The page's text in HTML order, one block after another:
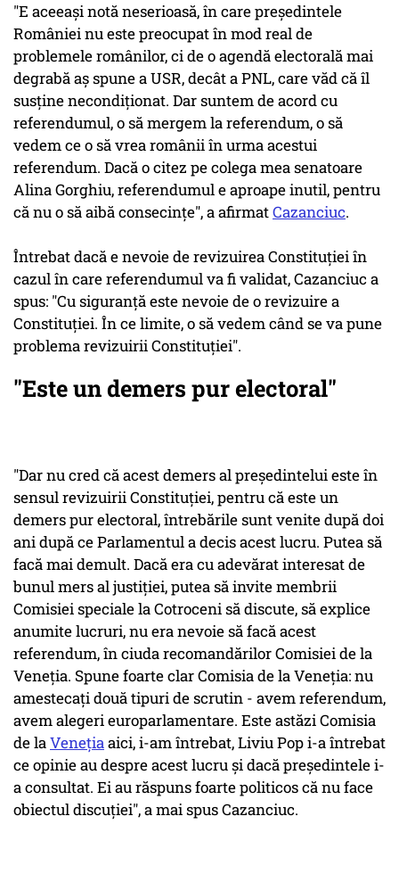
"E aceeaşi notă neserioasă, în care preşedintele
României nu este preocupat în mod real de
problemele românilor, ci de o agendă electorală mai
degrabă aş spune a USR, decât a PNL, care văd că îl
susţine necondiţionat. Dar suntem de acord cu
referendumul, o să mergem la referendum, o să
vedem ce o să vrea românii în urma acestui
referendum. Dacă o citez pe colega mea senatoare
Alina Gorghiu, referendumul e aproape inutil, pentru
că nu o să aibă consecinţe", a afirmatCazanciuc.
Întrebat dacă e nevoie de revizuirea Constituţiei în
cazul în care referendumul va fi validat, Cazanciuc a
spus: "Cu siguranţă este nevoie de o revizuire a
Constituţiei. În ce limite, o să vedem când se va pune
problema revizuirii Constituţiei".
"Este un demers pur electoral"
"Dar nu cred că acest demers al preşedintelui este în
sensul revizuirii Constituţiei, pentru că este un
demers pur electoral, întrebările sunt venite după doi
ani după ce Parlamentul a decis acest lucru. Putea să
facă mai demult. Dacă era cu adevărat interesat de
bunul mers al justiţiei, putea să invite membrii
Comisiei speciale la Cotroceni să discute, să explice
anumite lucruri, nu era nevoie să facă acest
referendum, în ciuda recomandărilor Comisiei de la
Veneţia. Spune foarte clar Comisia de la Veneţia: nu
amestecaţi două tipuri de scrutin - avem referendum,
avem alegeri europarlamentare. Este astăzi Comisia
de laVeneţiaaici, i-am întrebat, Liviu Pop i-a întrebat
ce opinie au despre acest lucru şi dacă preşedintele i-
a consultat. Ei au răspuns foarte politicos că nu face
obiectul discuţiei", a mai spus Cazanciuc.